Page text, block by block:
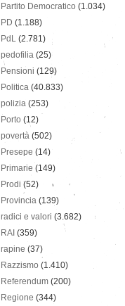
Partito Democratico (1.034)
PD (1.188)
PdL (2.781)
pedofilia (25)
Pensioni (129)
Politica (40.833)
polizia (253)
Porto (12)
povertà (502)
Presepe (14)
Primarie (149)
Prodi (52)
Provincia (139)
radici e valori (3.682)
RAI (359)
rapine (37)
Razzismo (1.410)
Referendum (200)
Regione (344)